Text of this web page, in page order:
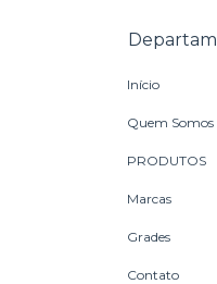
Início
Quem Somos
PRODUTOS
Marcas
Grades
Contato